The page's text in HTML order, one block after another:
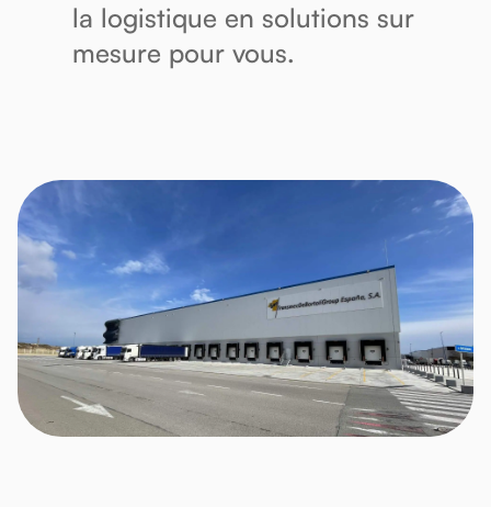
la logistique en solutions sur
mesure pour vous.